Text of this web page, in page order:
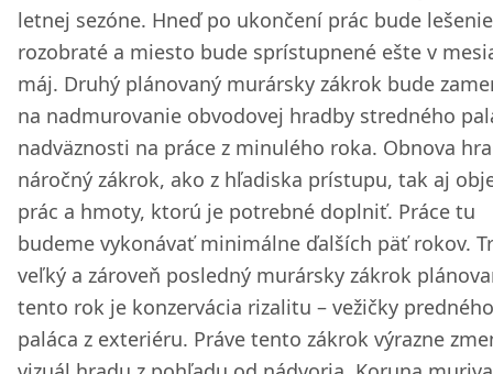
letnej sezóne. Hneď po ukončení prác bude lešenie
rozobraté a miesto bude sprístupnené ešte v
máj. Druhý plánovaný murársky zákrok bude
na nadmurovanie obvodovej hradby stredného
nadväznosti na práce z minulého roka. Obnova
náročný zákrok, ako z hľadiska prístupu, tak aj
prác a hmoty, ktorú je potrebné doplniť. Práce tu
budeme vykonávať minimálne ďalších päť rokov.
veľký a zároveň posledný murársky zákrok
tento rok je konzervácia rizalitu – vežičky predného
paláca z exteriéru. Práve tento zákrok výrazne